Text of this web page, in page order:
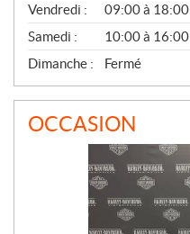
Vendredi :
09:00 à 18:00
Samedi :
10:00 à 16:00
Dimanche :
Fermé
OCCASION